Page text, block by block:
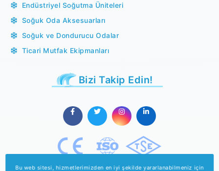
Endüstriyel Soğutma Üniteleri
Soğuk Oda Aksesuarları
Soğuk ve Dondurucu Odalar
Ticari Mutfak Ekipmanları
Bizi Takip Edin!
Bu web sitesi, hizmetlerimizden en iyi şekilde yararlanabilmeniz için